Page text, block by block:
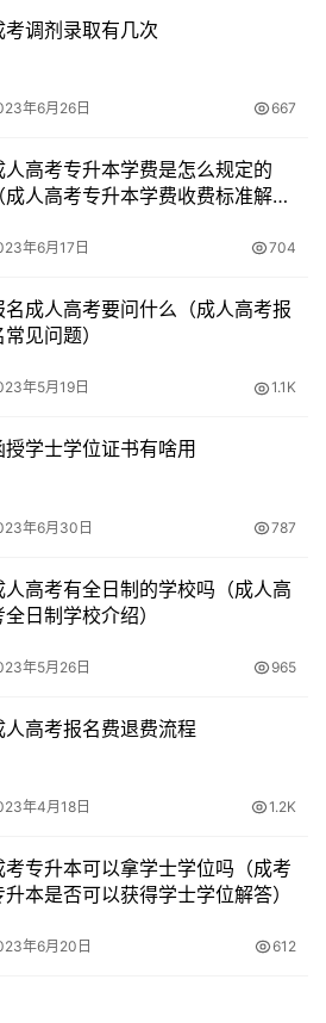
考调剂录取有几次
年6月26日 667
人高考专升本学费是怎么规定的
成人高考专升本学费收费标准解
年6月17日 704
名成人高考要问什么（成人高考报
常见问题）
年5月19日 1.1K
授学士学位证书有啥用
年6月30日 787
人高考有全日制的学校吗（成人高
全日制学校介绍）
年5月26日 965
人高考报名费退费流程
年4月18日 1.2K
考专升本可以拿学士学位吗（成考
升本是否可以获得学士学位解答）
年6月20日 612